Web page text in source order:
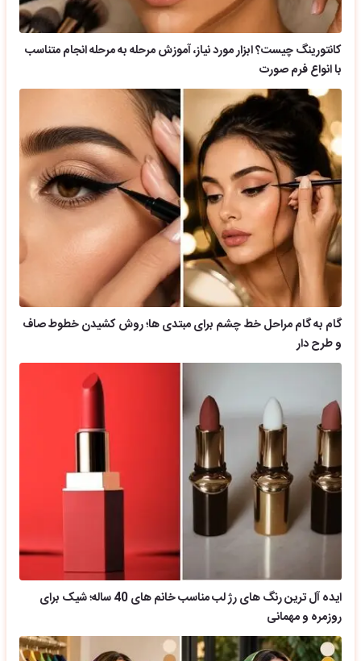
کانتورینگ چیست؟ ابزار مورد نیاز، آموزش مرحله به مرحله انجام متناسب
با انواع فرم صورت
گام به گام مراحل خط چشم برای مبتدی ها؛ روش کشیدن خطوط صاف
و طرح دار
ایده آل ترین رنگ های رژ لب مناسب خانم های 40 ساله؛ شیک برای
روزمره و مهمانی